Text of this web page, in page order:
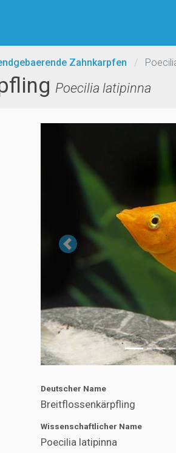
Zahnkarpfen /
Poecilia latipinna
Previous
Deutscher Name
Breitflossenkärpfling
Wissenschaftlicher Name
Poecilia latipinna